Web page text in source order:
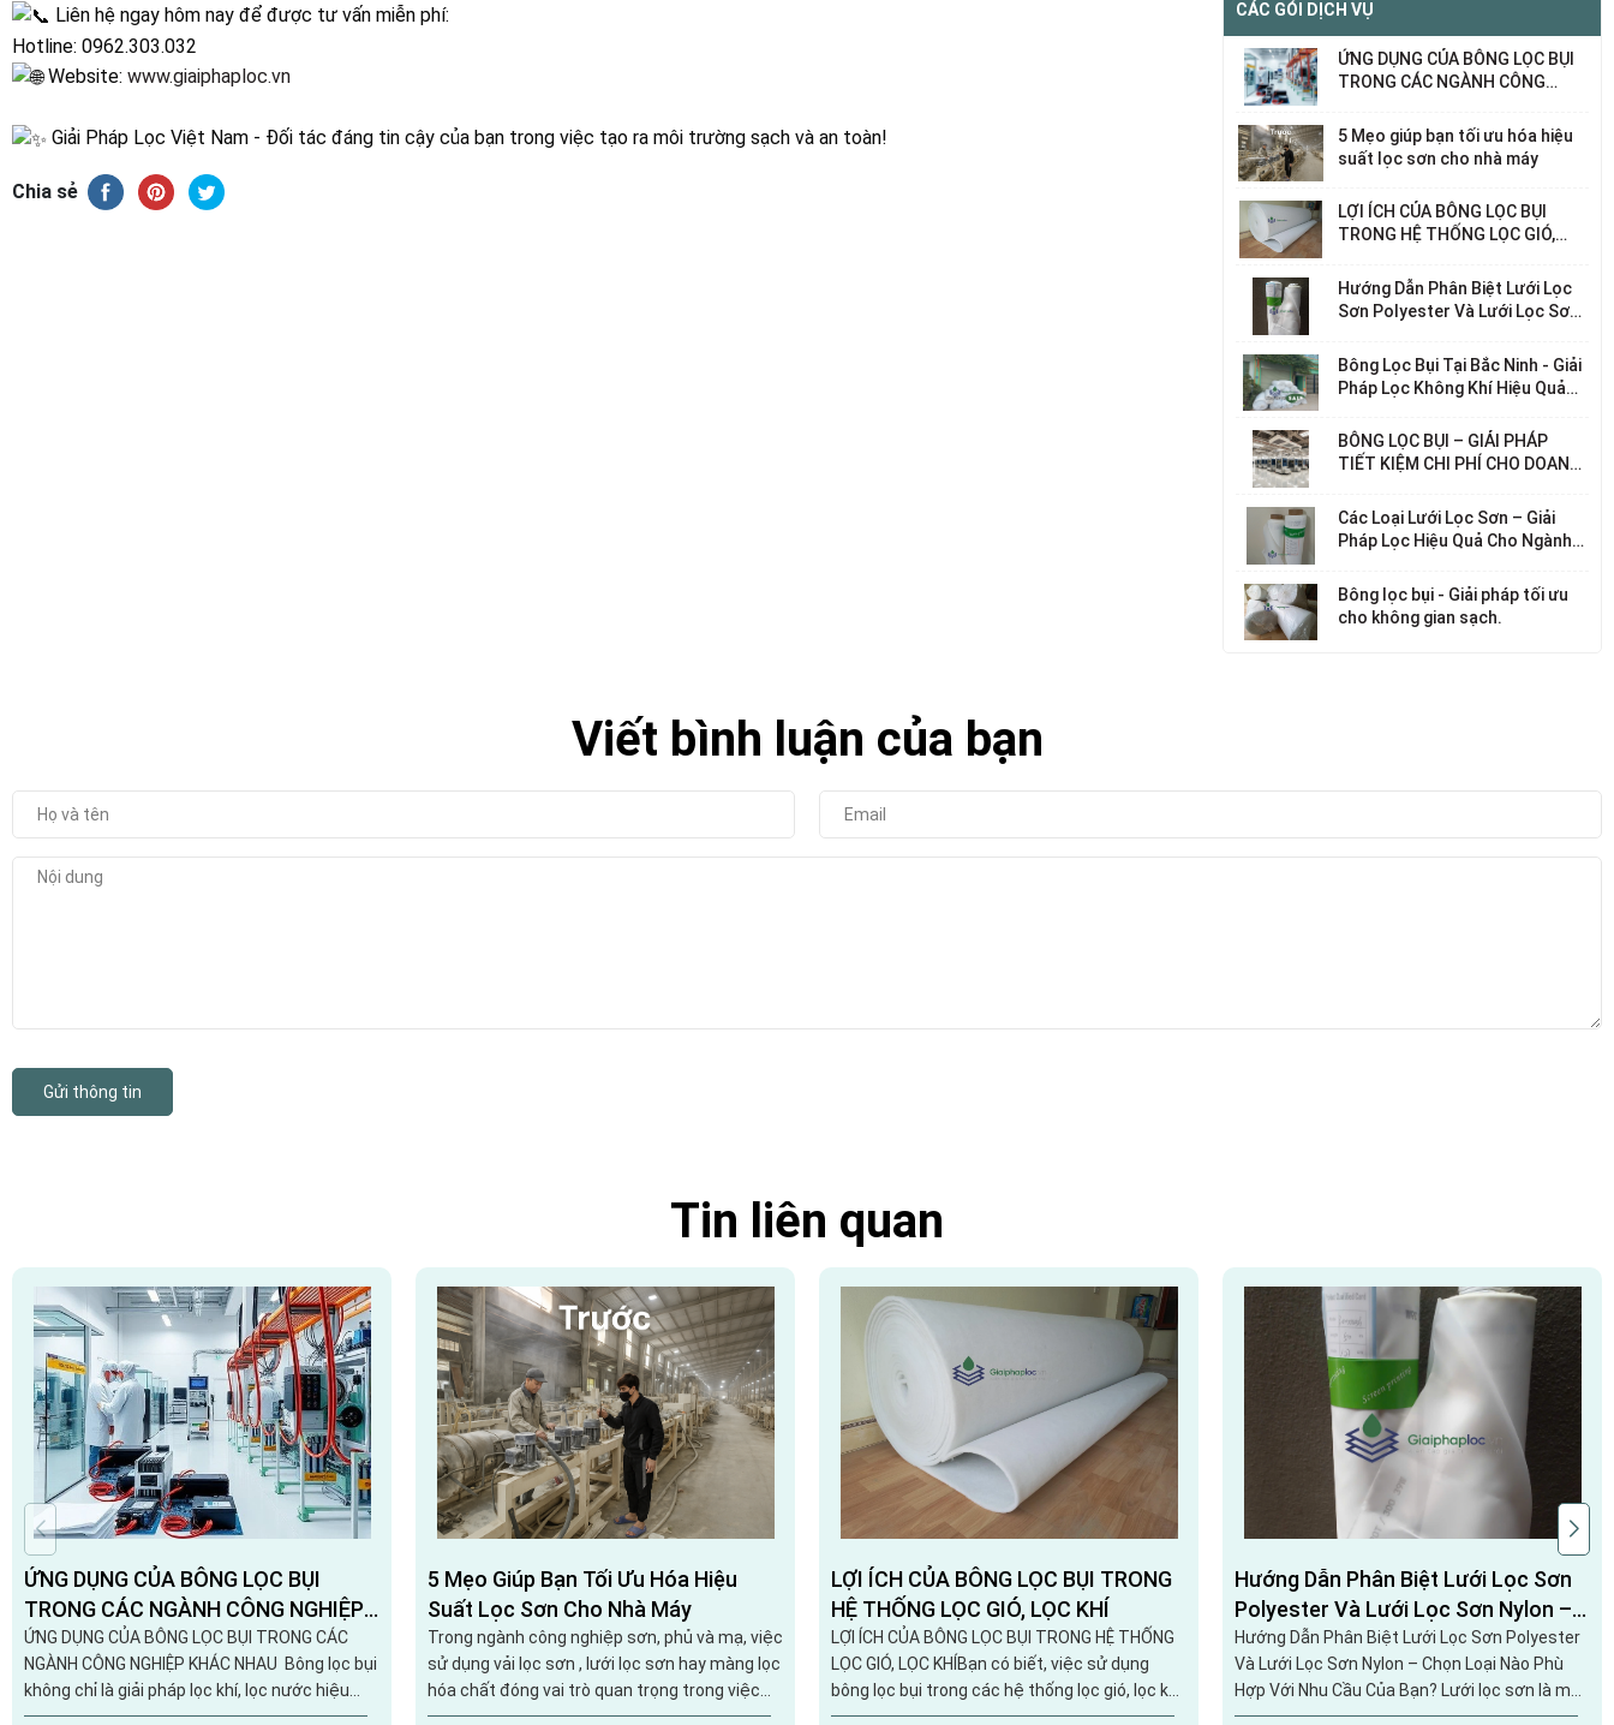
Liên hệ ngay hôm nay để được tư vấn miễn phí:
Hotline: 0962.303.032
Website: www.giaiphaploc.vn
Giải Pháp Lọc Việt Nam - Đối tác đáng tin cậy của bạn trong việc tạo ra môi trường sạch và an toàn!
Chia sẻ
CÁC GÓI DỊCH VỤ
ỨNG DỤNG CỦA BÔNG LỌC BỤI
TRONG CÁC NGÀNH CÔNG
5 Mẹo giúp bạn tối ưu hóa hiệu
suất lọc sơn cho nhà máy
LỢI ÍCH CỦA BÔNG LỌC BỤI
TRONG HỆ THỐNG LỌC GIÓ,
Hướng Dẫn Phân Biệt Lưới Lọc
Sơn Polyester Và Lưới Lọc Sơn
Với Nhu Cầu Của Bạn?
Bông Lọc Bụi Tại Bắc Ninh - Giải
Pháp Lọc Không Khí Hiệu Quả
BÔNG LỌC BỤI – GIẢI PHÁP
TIẾT KIỆM CHI PHÍ CHO DOANH
Các Loại Lưới Lọc Sơn – Giải
Pháp Lọc Hiệu Quả Cho Ngành
Bông lọc bụi - Giải pháp tối ưu
cho không gian sạch.
Viết bình luận của bạn
Gửi thông tin
Tin liên quan
ỨNG DỤNG CỦA BÔNG LỌC BỤI
TRONG CÁC NGÀNH CÔNG NGHIỆP
KHÁC NHAU
ỨNG DỤNG CỦA BÔNG LỌC BỤI TRONG CÁC
NGÀNH CÔNG NGHIỆP KHÁC NHAU Bông lọc bụi
không chỉ là giải pháp lọc khí, lọc nước hiệu
quả mà còn đóng vai trò quan trọng trong
5 Mẹo Giúp Bạn Tối Ưu Hóa Hiệu
Suất Lọc Sơn Cho Nhà Máy
Trong ngành công nghiệp sơn, phủ và mạ, việc
sử dụng vải lọc sơn , lưới lọc sơn hay màng lọc
hóa chất đóng vai trò quan trọng trong việc
đảm bảo chất lượng sản phẩm. Tuy nhiên,
LỢI ÍCH CỦA BÔNG LỌC BỤI TRONG
HỆ THỐNG LỌC GIÓ, LỌC KHÍ
LỢI ÍCH CỦA BÔNG LỌC BỤI TRONG HỆ THỐNG
LỌC GIÓ, LỌC KHÍBạn có biết, việc sử dụng
bông lọc bụi trong các hệ thống lọc gió, lọc khí
mang lại rất nhiều lợi ích vượt trội cho nhà
Hướng Dẫn Phân Biệt Lưới Lọc Sơn
Polyester Và Lưới Lọc Sơn Nylon –
Chọn Loại Nào Phù Hợp Với Nhu Cầu
Của Bạn?
Hướng Dẫn Phân Biệt Lưới Lọc Sơn Polyester
Và Lưới Lọc Sơn Nylon – Chọn Loại Nào Phù
Hợp Với Nhu Cầu Của Bạn? Lưới lọc sơn là một
trong những sản phẩm không thể thiếu trong